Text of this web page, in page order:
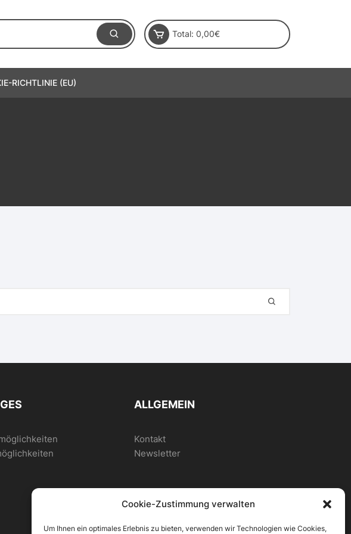
Cookie-Zustimmung verwalten
Um Ihnen ein optimales Erlebnis zu bieten, verwenden wir Technologien wie Cookies,
Total: 0,00€
RICHTLINIE (EU)
ALLGEMEIN
Kontakt
Newsletter